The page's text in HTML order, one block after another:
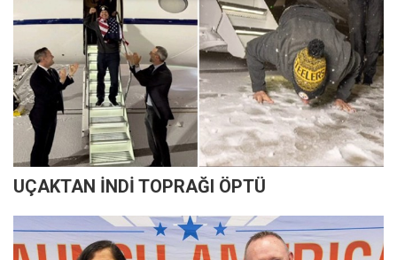
UÇAKTAN İNDİ TOPRAĞI ÖPTÜ